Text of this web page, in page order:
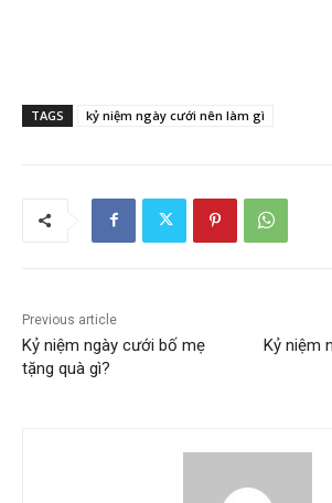
TAGS kỷ niệm ngày cưới nên làm gì
Previous article
Kỷ niệm ngày cưới bố mẹ
tặng quà gì?
Kỷ niệm